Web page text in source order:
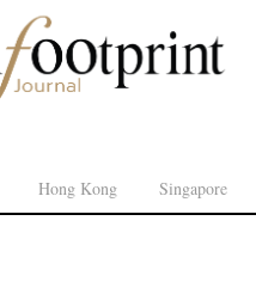
Hong Kong Singapore